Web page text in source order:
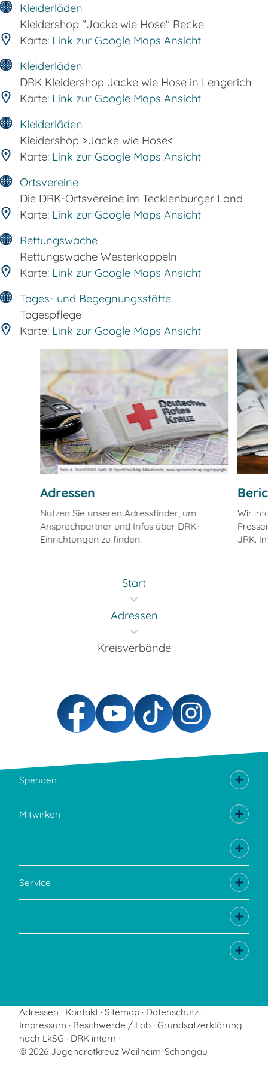
Kleiderläden
Kleidershop "Jacke wie Hose" Recke
Karte: Link zur Google Maps Ansicht
Kleiderläden
DRK Kleidershop Jacke wie Hose in Lengerich
Karte: Link zur Google Maps Ansicht
Kleiderläden
Kleidershop >Jacke wie Hose<
Karte: Link zur Google Maps Ansicht
Ortsvereine
Die DRK-Ortsvereine im Tecklenburger Land
Karte: Link zur Google Maps Ansicht
Rettungswache
Rettungswache Westerkappeln
Karte: Link zur Google Maps Ansicht
Tages- und Begegnungsstätte
Tagespflege
Karte: Link zur Google Maps Ansicht
Adressen
Nutzen Sie unseren Adressfinder, um
Ansprechpartner und Infos über DRK-
Einrichtungen zu finden.
Wir
JRK.
Start
Adressen
Kreisverbände
Spenden
Mitwirken
Service
Adressen Kontakt Sitemap
Datenschutz
Impressum
Beschwerde / Lob Grundsatzerklärung
nach LkSG
DRK intern
© 2026 Jugendrotkreuz Weilheim-Schongau